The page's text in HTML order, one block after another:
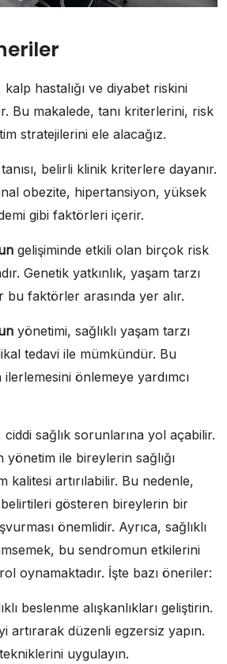
kalp hastalığı ve diyabet riskini
Bu makalede, tanı kriterlerini, risk
stratejilerini ele alacağız.
tanısı, belirli klinik kriterlere dayanır.
obezite, hipertansiyon, yüksek
gibi faktörleri içerir.
gelişiminde etkili olan birçok risk
Genetik yatkınlık, yaşam tarzı
faktörler arasında yer alır.
yönetimi, sağlıklı yaşam tarzı
tedavi ile mümkündür. Bu
ilerlemesini önlemeye yardımcı
ciddi sağlık sorunlarına yol açabilir.
yönetim ile bireylerin sağlığı
kalitesi artırılabilir. Bu nedenle,
belirtileri gösteren bireylerin bir
önemlidir. Ayrıca, sağlıklı
bu sendromun etkilerini
oynamaktadır. İşte bazı öneriler:
beslenme alışkanlıkları geliştirin.
artırarak düzenli egzersiz yapın.
uygulayın.